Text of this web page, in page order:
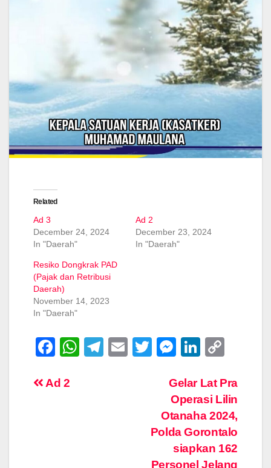
Related
Ad 3
December 24, 2024
In "Daerah"
Ad 2
December 23, 2024
In "Daerah"
Resiko Dongkrak PAD
(Pajak dan Retribusi
Daerah)
November 14, 2023
In "Daerah"
F
c
W
T
E
T
M
ss
e
n
g
er
Li
k
e
dI
n
p
y
Li
n
k
Post
Gelar Lat Pra
Operasi Lilin
Otanaha 2024,
Polda Gorontalo
siapkan 162
Personel Jelang
Ad 2